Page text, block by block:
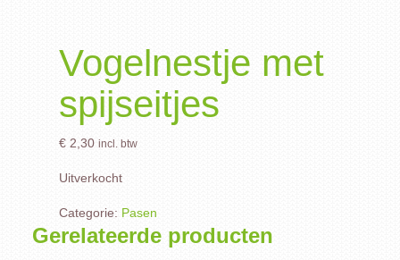
Vogelnestje met
spijseitjes
€2,30 incl. btw
Uitverkocht
Categorie: Pasen
Gerelateerde producten